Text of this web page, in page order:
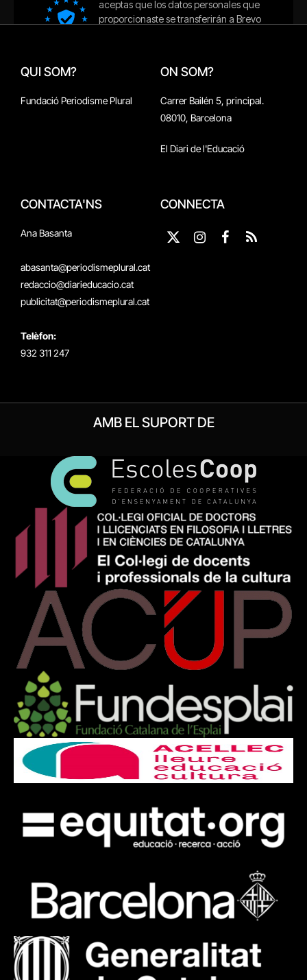
QUI SOM?
Fundació Periodisme Plural
ON SOM?
Carrer Bailén 5, principal.
08010, Barcelona
El Diari de l'Educació
CONTACTA'NS
Ana Basanta
abasanta@periodismeplural.cat
redaccio@diarieducacio.cat
publicitat@periodismeplural.cat
Telèfon:
932 311 247
CONNECTA
X
InstagramFacebook
RSS
AMB EL SUPORT DE